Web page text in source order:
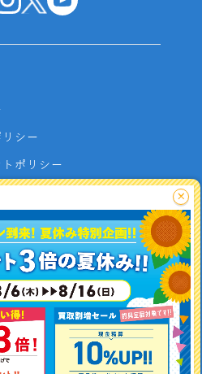
釣り情報を
投稿する
シー
ポリシー
×